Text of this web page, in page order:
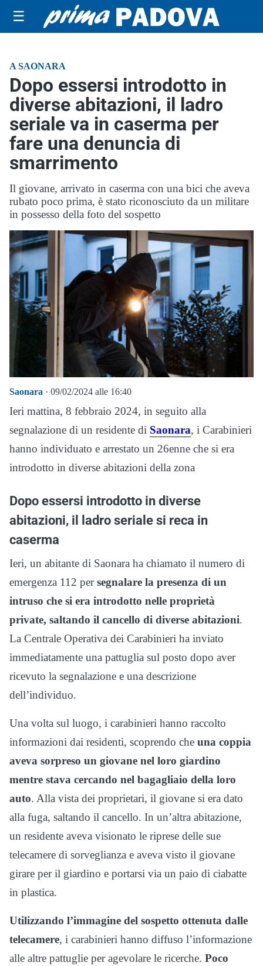
☰
A SAONARA
Dopo essersi introdotto in
diverse abitazioni, il ladro
seriale va in caserma per
fare una denuncia di
smarrimento
Il giovane, arrivato in caserma con una bici che aveva
rubato poco prima, è stato riconosciuto da un militare
in possesso della foto del sospetto
Saonara · 09/02/2024 alle 16:40
Ieri mattina, 8 febbraio 2024, in seguito alla
segnalazione di un residente di Saonara, i Carabinieri
hanno individuato e arrestato un 26enne che si era
introdotto in diverse abitazioni della zona
Dopo essersi introdotto in diverse
abitazioni, il ladro seriale si reca in
caserma
Ieri, un abitante di Saonara ha chiamato il numero di
emergenza 112 persegnalare la presenza di un
intruso che si era introdotto nelle proprietà
private, saltando il cancello di diverse abitazioni.
La Centrale Operativa dei Carabinieri ha inviato
immediatamente una pattuglia sul posto dopo aver
ricevuto la segnalazione e una descrizione
dell’individuo.
Una volta sul luogo, i carabinieri hanno raccolto
informazioni dai residenti, scoprendo che una coppia
aveva sorpreso un giovane nel loro giardino
mentre stava cercando nel bagagliaio della loro
auto. Alla vista dei proprietari, il giovane si era dato
alla fuga, saltando il cancello. In un’altra abitazione,
un residente aveva visionato le riprese delle sue
telecamere di sorveglianza e aveva visto il giovane
girare per il giardino e portarsi via un paio di ciabatte
in plastica.
Utilizzando l’immagine del sospetto ottenuta dalle
telecamere, i carabinieri hanno diffuso l’informazione
alle altre pattuglie per agevolare le ricerche. Poco